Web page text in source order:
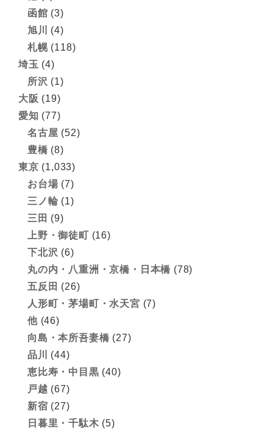
函館 (3)
旭川
(4)
札幌(118)
埼玉 (4)
所沢 (1)
大阪 (19)
愛知 (77)
名古屋 (52)
豊橋 (8)
東京 (1,033)
お台場 (7)
三ノ輪 (1)
三田 (9)
上野・御徒町 (16)
下北沢 (6)
丸の内・八重洲・京橋・日本橋 (78)
五反田 (26)
人形町・茅場町・水天宮 (7)
他(46)
向島・本所吾妻橋 (27)
品川
(44)
恵比寿・中目黒 (40)
戸越 (67)
新宿 (27)
日暮里・千駄木 (5)